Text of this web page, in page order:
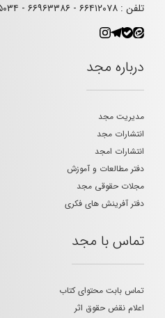
تلفن : ۶۶۴۱۲۰۷۸ - ۶۶۹۶۳۳۸۶ - ۰۲۱۶۶۴۹۵۰۳۴
درباره مجد
مدیریت مجد
انتشارات مجد
انتشارات امجد
دفتر مطالعات و آموزش
مجلات حقوقی مجد
دفتر آفرینش های فکری
تماس با مجد
تماس بابت محتوای کتاب
اعلام نقض حقوق اثر